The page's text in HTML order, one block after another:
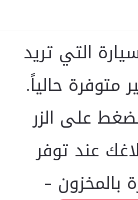
التي تريد
متوفرة حالياً.
على الزر
عند توفر
بالمخزون -